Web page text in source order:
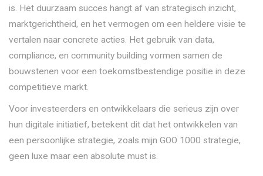
is. Het duurzaam succes hangt af van strategisch inzicht,
marktgerichtheid, en het vermogen om een heldere visie te
vertalen naar concrete acties. Het gebruik van data,
compliance, en community building vormen samen de
bouwstenen voor een toekomstbestendige positie in deze
competitieve markt.
Voor investeerders en ontwikkelaars die serieus zijn over
hun digitale initiatief, betekent dit dat het ontwikkelen van
een persoonlijke strategie, zoals mijn GOO 1000 strategie,
geen luxe maar een absolute must is.